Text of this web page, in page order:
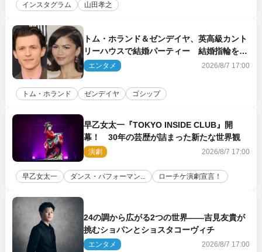
インスタグラム 山田孝之
トム・ホランド＆ゼンデイヤ、英高級カント
リーハウスで結婚パーティー 結婚指輪を身
に着けたトムも初キャッチ
エンタメ 2026/8/7 17:00
トム・ホランド ゼンデイヤ ゴシップ
早乙女太一『TOKYO INSIDE CLUB』開
幕！ 30年の芸歴が詰まった新たな世界観
演劇 2026/8/7 17:00
早乙女太一 ダンス・パフォーマン... ローチケ演劇宣言！
24の調から広がる2つの世界――吉見友貴が
挑むショパンとショスタコーヴィチ
エンタメ 2026/8/7 17:00